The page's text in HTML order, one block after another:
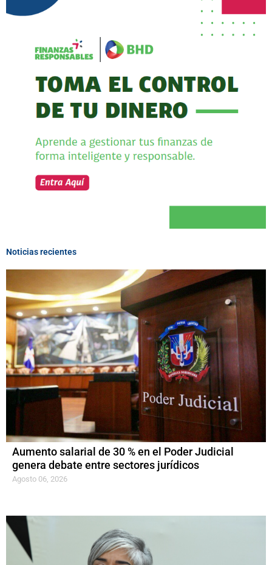
Noticias recientes
Aumento salarial de 30 % en el Poder Judicial
genera debate entre sectores jurídicos
Agosto 06, 2026